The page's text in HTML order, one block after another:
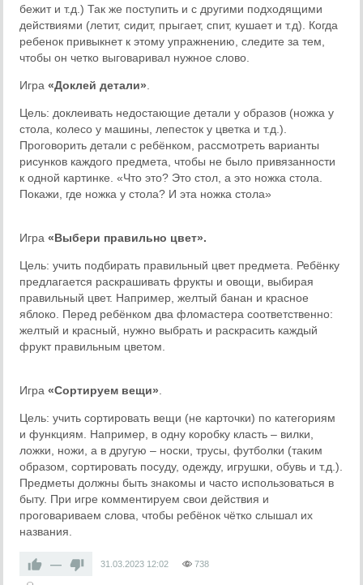
бежит и т.д.) Так же поступить и с другими подходящими
действиями (летит, сидит, прыгает, спит, кушает и т.д). Когда
ребенок привыкнет к этому упражнению, следите за тем,
чтобы он четко выговаривал нужное слово.
Игра«Доклей детали»
Цель: доклеивать недостающие детали у образов (ножка у
стола, колесо у машины, лепесток у цветка и т.д.).
Проговорить детали с ребёнком, рассмотреть варианты
рисунков каждого предмета, чтобы не было привязанности
к одной картинке. «Что это? Это стол, а это ножка стола.
Покажи, где ножка у стола? И эта ножка стола»
Игра«Выбери правильно цвет».
Цель: учить подбирать правильный цвет предмета. Ребёнку
предлагается раскрашивать фрукты и овощи, выбирая
правильный цвет. Например, желтый банан и красное
яблоко. Перед ребёнком два фломастера соответственно:
желтый и красный, нужно выбрать и раскрасить каждый
фрукт правильным цветом.
Игра«Сортируем вещи»
Цель: учить сортировать вещи (не карточки) по категориям
и функциям. Например, в одну коробку класть – вилки,
ложки, ножи, а в другую – носки, трусы, футболки (таким
образом, сортировать посуду, одежду, игрушки, обувь и т.д.).
Предметы должны быть знакомы и часто использоваться в
быту. При игре комментируем свои действия и
проговариваем слова, чтобы ребёнок чётко слышал их
названия.
— 31.03.2023 12:02 738